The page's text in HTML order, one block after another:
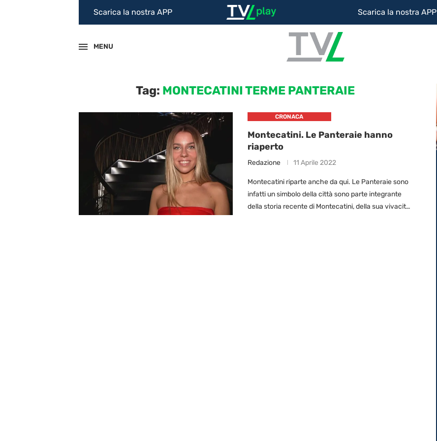
Scarica la nostra APP Scarica la nostra APP
MENU
Tag: MONTECATINI TERME PANTERAIE
CRONACA
Montecatini. Le Panteraie hanno
riaperto
Redazione 11 Aprile 2022
Montecatini riparte anche da qui. Le Panteraie sono
infatti un simbolo della città sono parte integrante
della storia recente di Montecatini, della sua vivacità